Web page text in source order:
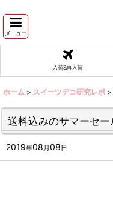
メニュー
入荷&再入荷
ホーム > スイーツデコ研究レポ >
送料込みのサマーセー
2019年08 月08日